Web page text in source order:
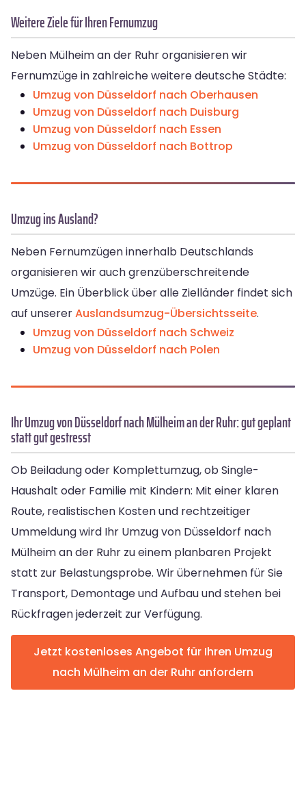
Weitere Ziele für Ihren Fernumzug
Neben Mülheim an der Ruhr organisieren wir
Fernumzüge in zahlreiche weitere deutsche Städte:
Umzug von Düsseldorf nach Oberhausen
Umzug von Düsseldorf nach Duisburg
Umzug von Düsseldorf nach Essen
Umzug von Düsseldorf nach Bottrop
Umzug ins Ausland?
Neben Fernumzügen innerhalb Deutschlands
organisieren wir auch grenzüberschreitende
Umzüge. Ein Überblick über alle Zielländer findet sich
auf unsererAuslandsumzug-Übersichtsseite.
Umzug von Düsseldorf nach Schweiz
Umzug von Düsseldorf nach Polen
Ihr Umzug von Düsseldorf nach Mülheim an der Ruhr: gut geplant
statt gut gestresst
Ob Beiladung oder Komplettumzug, ob Single-
Haushalt oder Familie mit Kindern: Mit einer klaren
Route, realistischen Kosten und rechtzeitiger
Ummeldung wird Ihr Umzug von Düsseldorf nach
Mülheim an der Ruhr zu einem planbaren Projekt
statt zur Belastungsprobe. Wir übernehmen für Sie
Transport, Demontage und Aufbau und stehen bei
Rückfragen jederzeit zur Verfügung.
Jetzt kostenloses Angebot für Ihren Umzug
nach Mülheim an der Ruhr anfordern